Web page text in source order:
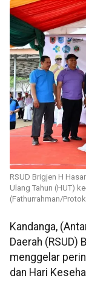
RSUD Brigjen H
Ulang Tahun (HUT)
(Fathurrahman/
Kandanga,
Daerah (RSUD)
menggelar
dan Hari